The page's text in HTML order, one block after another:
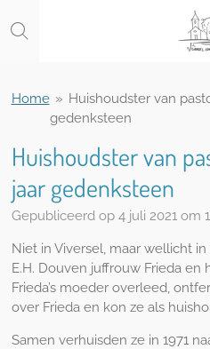
direct
hoofdinhoud
Home » Huishoudster van
gedenksteen
Huishoudster van
jaar gedenksteen
Gepubliceerd op 4 juli 2021 om
Niet in Viversel, maar wellicht
E.H. Douven juffrouw Frieda en
Frieda’s moeder overleed,
over Frieda en kon ze als
Samen verhuisden ze in 1971